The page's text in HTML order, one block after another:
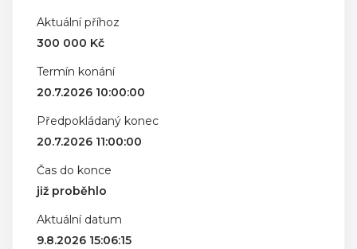
Aktuální příhoz
300 000 Kč
Termín konání
20.7.2026 10:00:00
Předpokládaný konec
20.7.2026 11:00:00
Čas do konce
již proběhlo
Aktuální datum
9.8.2026 15:06:15